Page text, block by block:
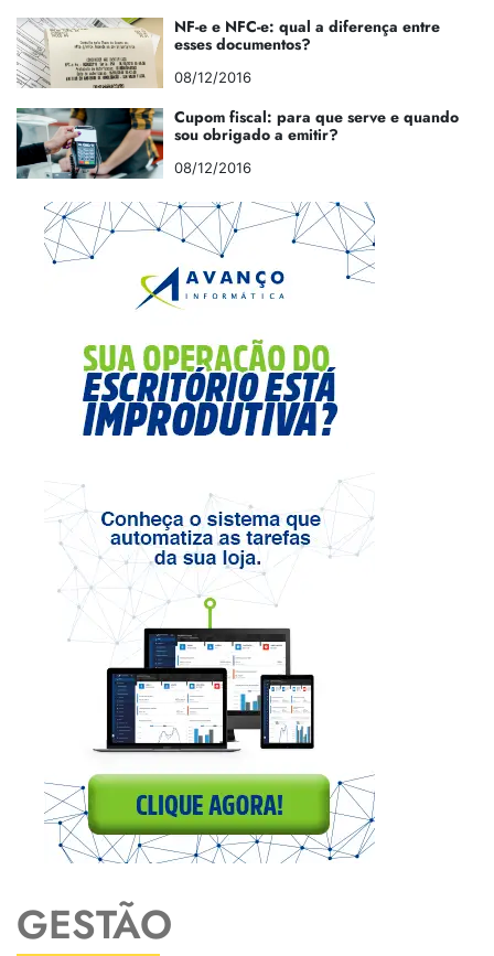
NF-e e NFC-e: qual a diferença entre
esses documentos?
08/12/2016
Cupom fiscal: para que serve e quando
sou obrigado a emitir?
08/12/2016
GESTÃO